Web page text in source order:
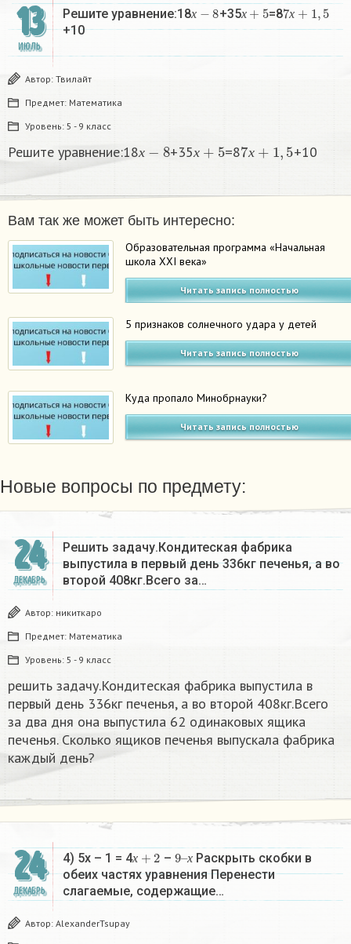
13
ИЮЛЬ
Решите уравнение:18х
х−8 +35х
х+5 =8 х
7х+1,5
+10​
Автор: Твилайт
Предмет: Математика
Уровень: 5 - 9 класс
Решите уравнение:18х +35х =8 х
7 ,5 +10​
Вам так же может быть интересно:
Образовательная программа «Начальная
школа XXI века»
Читать запись полностью
5 признаков солнечного удара у детей
Читать запись полностью
Куда пропало Минобрнауки?
Читать запись полностью
Новые вопросы по предмету:
24
ДЕКАБРЬ
Решить задачу.Кондитеская фабрика
выпустила в первый день 336кг печенья, а во
второй 408кг.Всего за…
Автор: никиткаро
Предмет: Математика
Уровень: 5 - 9 класс
решить задачу.Кондитеская фабрика выпустила в
первый день 336кг печенья, а во второй 408кг.Всего
за два дня она выпустила 62 одинаковых ящика
печенья. Сколько ящиков печенья выпускала фабрика
каждый день?
24
ДЕКАБРЬ
4) 5х – 1 = 4х
х+2 – х
9–
х
Раскрыть скобки в
обеих частях уравнения Перенести
слагаемые, содержащие…
Автор: AlexanderTsupay